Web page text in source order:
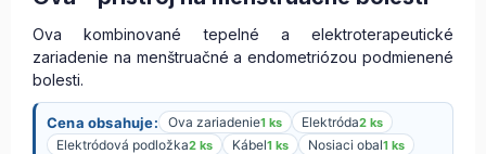
Ova kombinované tepelné a elektroterapeutické
zariadenie na menštruačné a endometriózou podmienené
bolesti.
Cena obsahuje: Ova zariadenie1 ks Elektróda2 ks
Elektródová podložka2 ks Kábel1 ks Nosiaci obal1 ks